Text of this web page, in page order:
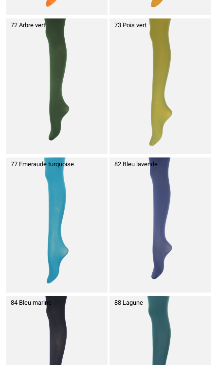
72 Arbre vert 73 Pois vert
77 Emeraude turquoise 82 Bleu lavende
84 Bleu marine 88 Lagune